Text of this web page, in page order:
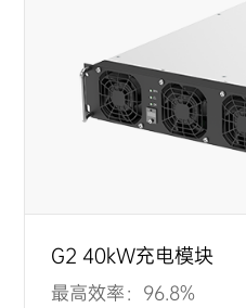
G2 40kW充电模块
最高效率： 96.8%